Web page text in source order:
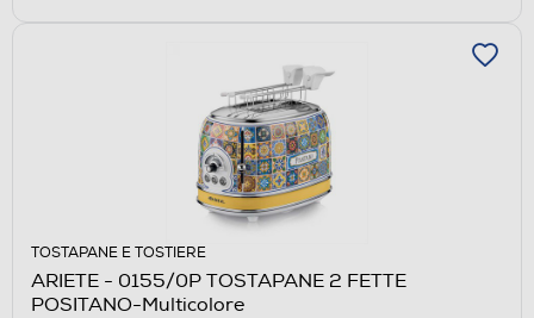
TOSTAPANE E TOSTIERE
ARIETE - 0155/0P TOSTAPANE 2 FETTE
POSITANO-Multicolore